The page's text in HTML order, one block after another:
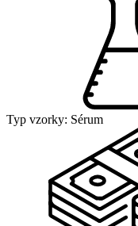
Typ vzorky: Sérum